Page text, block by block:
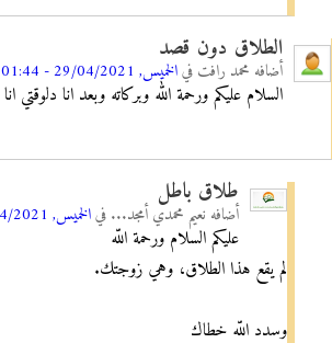
الطلاق دون قصد
أضافه محمد رافت فيالخميس, 29/04/2021 - 01:44
السلام عليكم ورحمة الله وبركاته وبعد انا
طلاق باطل
أضافه نعيم محمدي أمجد... فيالخميس, 29/04/2021 - 11:36
عليكم السلام ورحمة اللّه
لم يقع هذا الطلاق، وهي زوجتك.
وسدد اللّه خطاك